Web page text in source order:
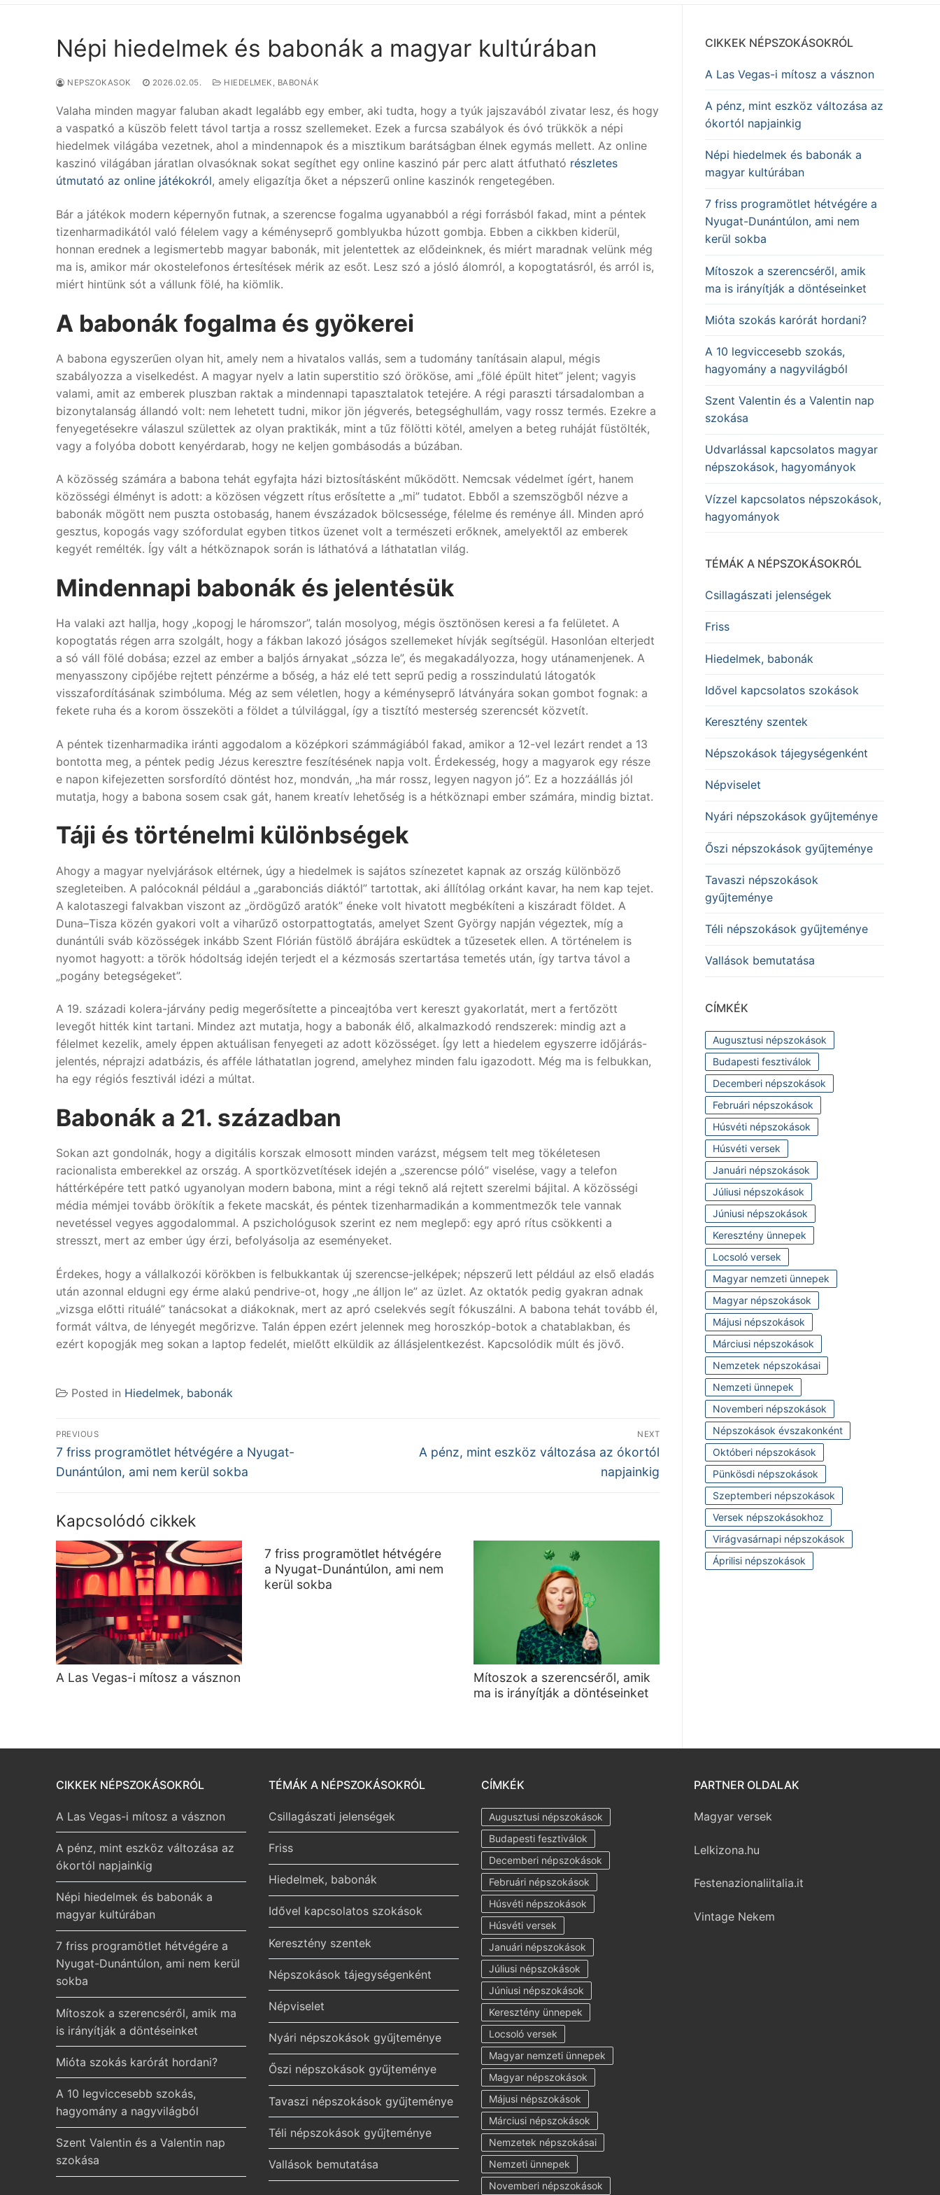
Népi hiedelmek és babonák a magyar kultúrában
NEPSZOKASOK 2026.02.05. HIEDELMEK, BABONÁK
Valaha minden magyar faluban akadt legalább egy ember, aki tudta, hogy a tyúk jajszavából zivatar lesz, és hogy
a vaspatkó a küszöb felett távol tartja a rossz szellemeket. Ezek a furcsa szabályok és óvó trükkök a népi
hiedelmek világába vezetnek, ahol a mindennapok és a misztikum barátságban élnek egymás mellett. Az online
kaszinó világában járatlan olvasóknak sokat segíthet egy online kaszinó pár perc alatt átfutható részletes
útmutató az online játékokról, amely eligazítja őket a népszerű online kaszinók rengetegében.
Bár a játékok modern képernyőn futnak, a szerencse fogalma ugyanabból a régi forrásból fakad, mint a péntek
tizenharmadikától való félelem vagy a kéményseprő gomblyukba húzott gombja. Ebben a cikkben kiderül,
honnan erednek a legismertebb magyar babonák, mit jelentettek az elődeinknek, és miért maradnak velünk még
ma is, amikor már okostelefonos értesítések mérik az esőt. Lesz szó a jósló álomról, a kopogtatásról, és arról is,
miért hintünk sót a vállunk fölé, ha kiömlik.
A babonák fogalma és gyökerei
A babona egyszerűen olyan hit, amely nem a hivatalos vallás, sem a tudomány tanításain alapul, mégis
szabályozza a viselkedést. A magyar nyelv a latin superstitio szó örököse, ami „fölé épült hitet” jelent; vagyis
valami, amit az emberek pluszban raktak a mindennapi tapasztalatok tetejére. A régi paraszti társadalomban a
bizonytalanság állandó volt: nem lehetett tudni, mikor jön jégverés, betegséghullám, vagy rossz termés. Ezekre a
fenyegetésekre válaszul születtek az olyan praktikák, mint a tűz fölötti kötél, amelyen a beteg ruháját füstölték,
vagy a folyóba dobott kenyérdarab, hogy ne keljen gombásodás a búzában.
A közösség számára a babona tehát egyfajta házi biztosításként működött. Nemcsak védelmet ígért, hanem
közösségi élményt is adott: a közösen végzett rítus erősítette a „mi” tudatot. Ebből a szemszögből nézve a
babonák mögött nem puszta ostobaság, hanem évszázadok bölcsessége, félelme és reménye áll. Minden apró
gesztus, kopogás vagy szófordulat egyben titkos üzenet volt a természeti erőknek, amelyektől az emberek
kegyét remélték. Így vált a hétköznapok során is láthatóvá a láthatatlan világ.
Mindennapi babonák és jelentésük
Ha valaki azt hallja, hogy „kopogj le háromszor”, talán mosolyog, mégis ösztönösen keresi a fa felületet. A
kopogtatás régen arra szolgált, hogy a fákban lakozó jóságos szellemeket hívják segítségül. Hasonlóan elterjedt
a só váll fölé dobása; ezzel az ember a baljós árnyakat „sózza le”, és megakadályozza, hogy utánamenjenek. A
menyasszony cipőjébe rejtett pénzérme a bőség, a ház elé tett seprű pedig a rosszindulatú látogatók
visszafordításának szimbóluma. Még az sem véletlen, hogy a kéményseprő látványára sokan gombot fognak: a
fekete ruha és a korom összeköti a földet a túlvilággal, így a tisztító mesterség szerencsét közvetít.
A péntek tizenharmadika iránti aggodalom a középkori számmágiából fakad, amikor a 12-vel lezárt rendet a 13
bontotta meg, a péntek pedig Jézus keresztre feszítésének napja volt. Érdekesség, hogy a magyarok egy része
e napon kifejezetten sorsfordító döntést hoz, mondván, „ha már rossz, legyen nagyon jó”. Ez a hozzáállás jól
mutatja, hogy a babona sosem csak gát, hanem kreatív lehetőség is a hétköznapi ember számára, mindig biztat.
Táji és történelmi különbségek
Ahogy a magyar nyelvjárások eltérnek, úgy a hiedelmek is sajátos színezetet kapnak az ország különböző
szegleteiben. A palócoknál például a „garabonciás diáktól” tartottak, aki állítólag orkánt kavar, ha nem kap tejet.
A kalotaszegi falvakban viszont az „ördögűző aratók” éneke volt hivatott megbékíteni a kiszáradt földet. A
Duna–Tisza közén gyakori volt a viharűző ostorpattogtatás, amelyet Szent György napján végeztek, míg a
dunántúli sváb közösségek inkább Szent Flórián füstölő ábrájára esküdtek a tűzesetek ellen. A történelem is
nyomot hagyott: a török hódoltság idején terjedt el a kézmosás szertartása temetés után, így tartva távol a
„pogány betegségeket”.
A 19. századi kolera-járvány pedig megerősítette a pinceajtóba vert kereszt gyakorlatát, mert a fertőzött
levegőt hitték kint tartani. Mindez azt mutatja, hogy a babonák élő, alkalmazkodó rendszerek: mindig azt a
félelmet kezelik, amely éppen aktuálisan fenyegeti az adott közösséget. Így lett a hiedelem egyszerre időjárás-
jelentés, néprajzi adatbázis, és afféle láthatatlan jogrend, amelyhez minden falu igazodott. Még ma is felbukkan,
ha egy régiós fesztivál idézi a múltat.
Babonák a 21. században
Sokan azt gondolnák, hogy a digitális korszak elmosott minden varázst, mégsem telt meg tökéletesen
racionalista emberekkel az ország. A sportközvetítések idején a „szerencse póló” viselése, vagy a telefon
háttérképére tett patkó ugyanolyan modern babona, mint a régi teknő alá rejtett szerelmi bájital. A közösségi
média mémjei tovább örökítik a fekete macskát, és péntek tizenharmadikán a kommentmezők tele vannak
nevetéssel vegyes aggodalommal. A pszichológusok szerint ez nem meglepő: egy apró rítus csökkenti a
stresszt, mert az ember úgy érzi, befolyásolja az eseményeket.
Érdekes, hogy a vállalkozói körökben is felbukkantak új szerencse-jelképek; népszerű lett például az első eladás
után azonnal eldugni egy érme alakú pendrive-ot, hogy „ne álljon le” az üzlet. Az oktatók pedig gyakran adnak
„vizsga előtti rituálé” tanácsokat a diákoknak, mert az apró cselekvés segít fókuszálni. A babona tehát tovább él,
formát váltva, de lényegét megőrizve. Talán éppen ezért jelennek meg horoszkóp-botok a chatablakban, és
ezért kopogják meg sokan a laptop fedelét, mielőtt elküldik az állásjelentkezést. Kapcsolódik múlt és jövő.
Posted in Hiedelmek, babonák
Bejegyzés
navigáció
PREVIOUS
Previous
post:
7 friss programötlet hétvégére a Nyugat-
Dunántúlon, ami nem kerül sokba
NEXT
Next
A pénz, mint eszköz változása az ókortól
napjainkig
Kapcsolódó cikkek
A Las Vegas-i mítosz a vásznon
7 friss programötlet hétvégére
a Nyugat-Dunántúlon, ami nem
kerül sokba
Mítoszok a szerencséről, amik
ma is irányítják a döntéseinket
CIKKEK NÉPSZOKÁSOKRÓL
A Las Vegas-i mítosz a vásznon
A pénz, mint eszköz változása az
ókortól napjainkig
Népi hiedelmek és babonák a
magyar kultúrában
7 friss programötlet hétvégére a
Nyugat-Dunántúlon, ami nem
kerül sokba
Mítoszok a szerencséről, amik
ma is irányítják a döntéseinket
Mióta szokás karórát hordani?
A 10 legviccesebb szokás,
hagyomány a nagyvilágból
Szent Valentin és a Valentin nap
szokása
Udvarlással kapcsolatos magyar
népszokások, hagyományok
Vízzel kapcsolatos népszokások,
hagyományok
TÉMÁK A NÉPSZOKÁSOKRÓL
Csillagászati jelenségek
Friss
Hiedelmek, babonák
Idővel kapcsolatos szokások
Keresztény szentek
Népszokások tájegységenként
Népviselet
Nyári népszokások gyűjteménye
Őszi népszokások gyűjteménye
Tavaszi népszokások
gyűjteménye
Téli népszokások gyűjteménye
Vallások bemutatása
CÍMKÉK
Augusztusi népszokások
Budapesti fesztiválok
Decemberi népszokások
Februári népszokások
Húsvéti népszokások
Húsvéti versek
Januári népszokások
Júliusi népszokások
Júniusi népszokások
Keresztény ünnepek
Locsoló versek
Magyar nemzeti ünnepek
Magyar népszokások
Májusi népszokások
Márciusi népszokások
Nemzetek népszokásai
Nemzeti ünnepek
Novemberi népszokások
Népszokások évszakonként
Októberi népszokások
Pünkösdi népszokások
Szeptemberi népszokások
Versek népszokásokhoz
Virágvasárnapi népszokások
Áprilisi népszokások
CIKKEK NÉPSZOKÁSOKRÓL
A Las Vegas-i mítosz a vásznon
A pénz, mint eszköz változása az
ókortól napjainkig
Népi hiedelmek és babonák a
magyar kultúrában
7 friss programötlet hétvégére a
Nyugat-Dunántúlon, ami nem kerül
sokba
Mítoszok a szerencséről, amik ma
is irányítják a döntéseinket
Mióta szokás karórát hordani?
A 10 legviccesebb szokás,
hagyomány a nagyvilágból
Szent Valentin és a Valentin nap
szokása
TÉMÁK A NÉPSZOKÁSOKRÓL
Csillagászati jelenségek
Friss
Hiedelmek, babonák
Idővel kapcsolatos szokások
Keresztény szentek
Népszokások tájegységenként
Népviselet
Nyári népszokások gyűjteménye
Őszi népszokások gyűjteménye
Tavaszi népszokások gyűjteménye
Téli népszokások gyűjteménye
Vallások bemutatása
CÍMKÉK
Augusztusi népszokások
Budapesti fesztiválok
Decemberi népszokások
Februári népszokások
Húsvéti népszokások
Húsvéti versek
Januári népszokások
Júliusi népszokások
Júniusi népszokások
Keresztény ünnepek
Locsoló versek
Magyar nemzeti ünnepek
Magyar népszokások
Májusi népszokások
Márciusi népszokások
Nemzetek népszokásai
Nemzeti ünnepek
Novemberi népszokások
PARTNER OLDALAK
Magyar versek
Lelkizona.hu
Festenazionaliitalia.it
Vintage Nekem